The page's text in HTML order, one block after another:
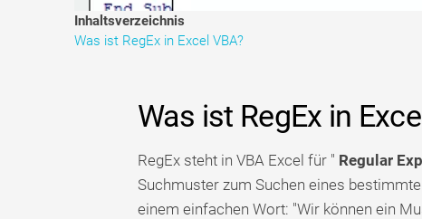
Inhaltsverzeichnis
Was ist RegEx in Excel VBA?
Was ist RegEx in
RegEx steht in VBA Excel für " Regular
Suchmuster zum Suchen eines
einem einfachen Wort: "Wir können ein